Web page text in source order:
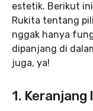
estetik. Berikut
Rukita tentang
nggak hanya
dipanjang di
juga, ya!
1. Keranjang